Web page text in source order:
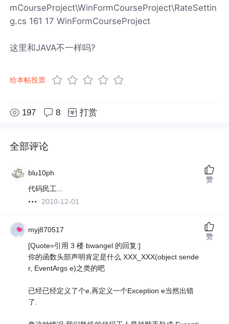
mCourseProject\WinFormCourseProject\RateSettin
g.cs 161 17 WinFormCourseProject
这里和JAVA不一样吗?
给本帖投票
197 8 打赏
全部评论
blu10ph
代码民工...
2010-12-01
赞
myj870517
[Quote=引用 3 楼 bwangel 的回复:]
你的函数头部声明肯定是什么 XXX_XXX(object sende
r, EventArgs e)之类的吧
已经已经定义了个e,再定义一个Exception e当然出错
了.
赞